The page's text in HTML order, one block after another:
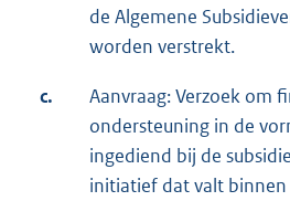
de Algemene
worden verstrekt.
c.
Aanvraag: Verzoek om
ondersteuning in de
ingediend bij de
initiatief dat valt